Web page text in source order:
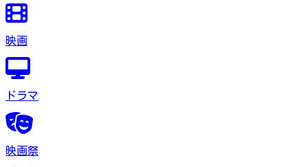
映画
ドラマ
映画祭